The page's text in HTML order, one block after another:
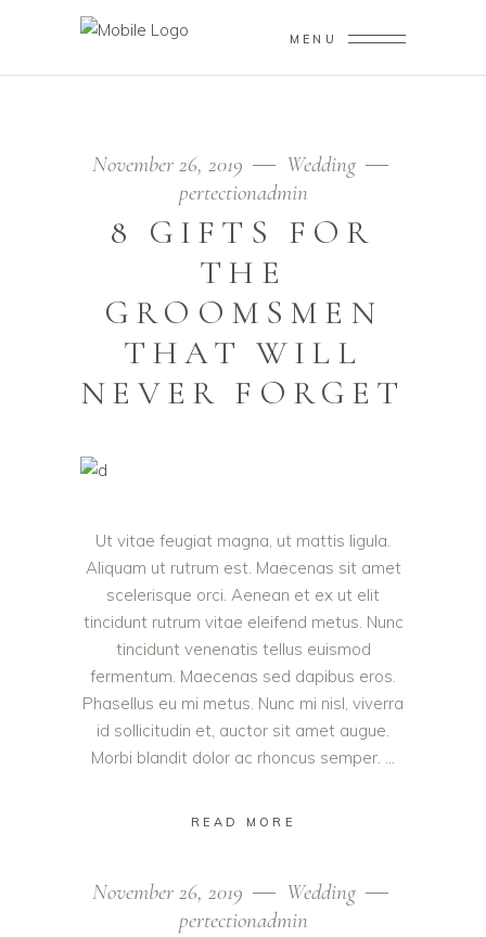
MENU
November 26, 2019
Wedding
pertectionadmin
8 GIFTS FOR
THE
GROOMSMEN
THAT WILL
NEVER FORGET
Ut vitae feugiat magna, ut mattis ligula.
Aliquam ut rutrum est. Maecenas sit amet
scelerisque orci. Aenean et ex ut elit
tincidunt rutrum vitae eleifend metus. Nunc
tincidunt venenatis tellus euismod
fermentum. Maecenas sed dapibus eros.
Phasellus eu mi metus. Nunc mi nisl, viverra
id sollicitudin et, auctor sit amet augue.
Morbi blandit dolor ac rhoncus semper.
READ MORE
November 26, 2019
Wedding
pertectionadmin